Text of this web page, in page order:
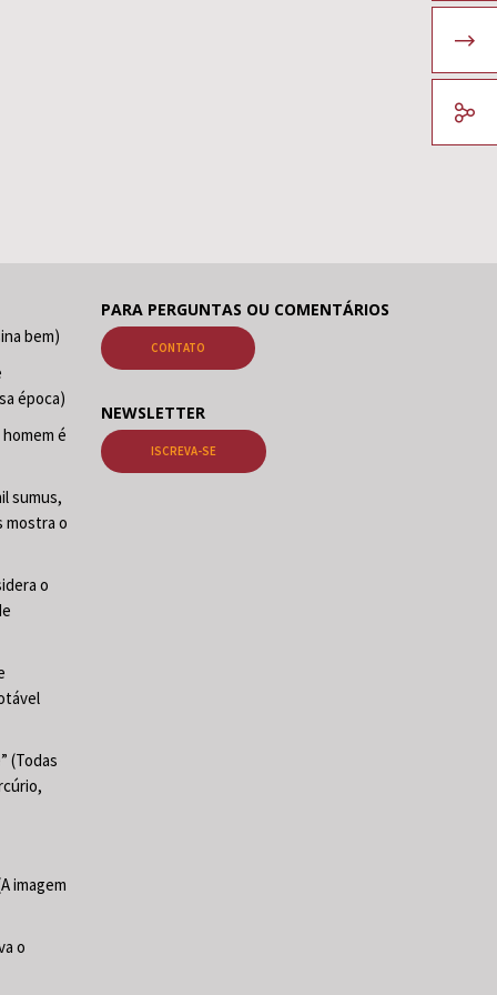
bem)
época)
é
sumus,
mostra o
o
(Todas
imagem
o
PARA PERGUNTAS OU COMENTÁRIOS
CONTATO
NEWSLETTER
ISCREVA-SE